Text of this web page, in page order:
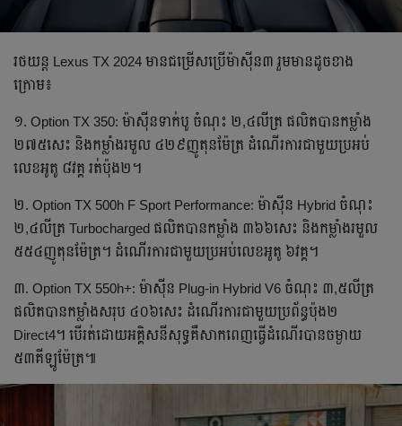
រថយន្ត Lexus TX 2024 មាន​ជម្រើស​ប្រើម៉ាស៊ីន៣ រួមមានដូចខាង
ក្រោម៖
១. Option TX 350: ម៉ាស៊ីនទាក់បូ ចំណុះ ២,៤លីត្រ ផលិតបានកម្លាំង
២៧៥សេះ និងកម្លាំងរមួល ៤២៩ញូតុនម៉ែត្រ ដំណើរការ​ជាមួយប្រអប់
លេខអូតូ ៨វគ្គ រត់ប៉ុង២។
២. Option TX 500h F Sport Performance: ម៉ាស៊ីន Hybrid ចំណុះ
២,៤លីត្រ Turbocharged ផលិត​បានកម្លាំង ៣៦៦សេះ និងកម្លាំង​រមួល
៥៥៤ញូតុនម៉ែត្រ។ ដំណើរការ​ជាមួយប្រអប់លេខអូតូ ៦វគ្គ។
៣. Option TX 550h+: ម៉ាស៊ីន Plug-in Hybrid V6 ចំណុះ ៣,៥លីត្រ
ផលិតបានកម្លាំង​សរុប ៤០៦សេះ ដំណើរការជាមួយប្រព័ន្ធប៉ុង២
Direct4។ បើរត់ដោយអគ្គិសនីសុទ្ធគឺសាកពេញ​ធ្វើដំណើរបានចម្ងាយ
៥៣គីឡូម៉ែត្រ៕